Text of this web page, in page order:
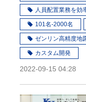
人員配置業務を効
101名-2000名
ゼンリン高精度地
カスタム開発
2022-09-15 04:28